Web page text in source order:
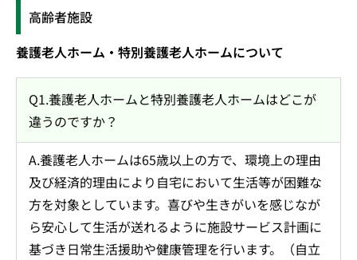
高齢者施設
養護老人ホーム・特別養護老人ホームについて
Q1.養護老人ホームと特別養護老人ホームはどこが
違うのですか？
A.養護老人ホームは65歳以上の方で、環境上の理由
及び経済的理由により自宅において生活等が困難な
方を対象としています。喜びや生きがいを感じなが
ら安心して生活が送れるように施設サービス計画に
基づき日常生活援助や健康管理を行います。（自立